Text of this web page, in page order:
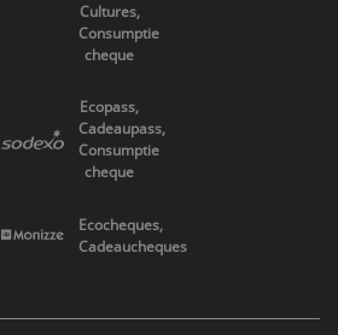
Cultures,
Consumptie
cheque
Ecopass,
Cadeaupass,
Consumptie
cheque
Ecocheques,
Cadeaucheques